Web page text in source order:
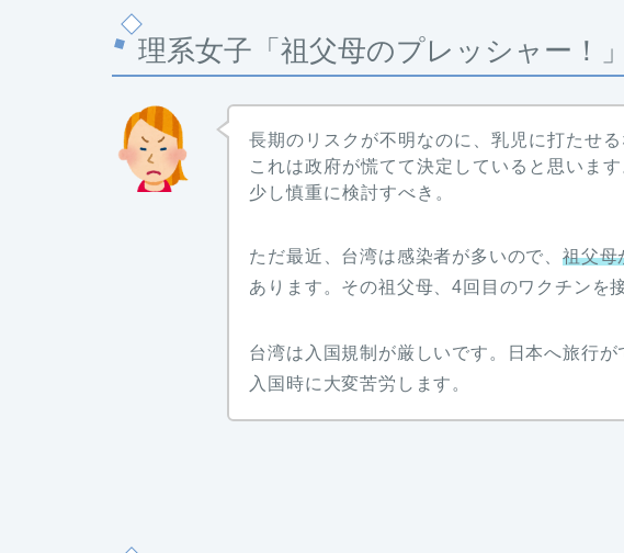
理系女子「祖父母のプレッシャー！」
長期のリスクが不明なのに、乳児に打たせる
これは政府が慌てて決定していると思いま
少し慎重に検討すべき。
ただ最近、台湾は感染者が多いので、 祖父母
あります。その祖父母、4回目のワクチンを
台湾は入国規制が厳しいです。日本へ旅行
入国時に大変苦労します。